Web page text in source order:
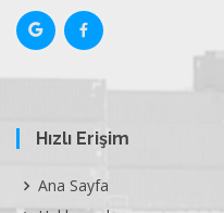
Hızlı Erişim
Ana Sayfa